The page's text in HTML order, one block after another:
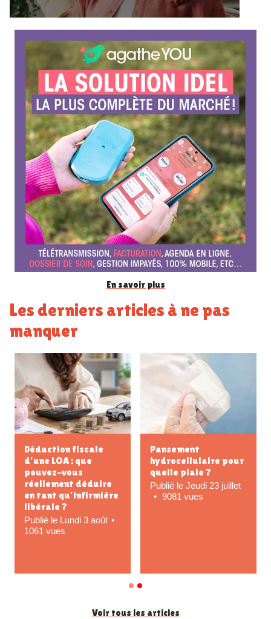
f
é
e
n
c
e
En savoir plus
Les derniers articles à ne pas
manquer
Déduction fiscale
d’une LOA : que
pouvez-vous
réellement déduire
en tant qu’infirmière
libérale ?
Publié le Lundi 3 août
1061 vues
Pansement
hydrocellulaire pour
quelle plaie ?
Publié le Jeudi 23 juillet
9081 vues
Voir tous les articles